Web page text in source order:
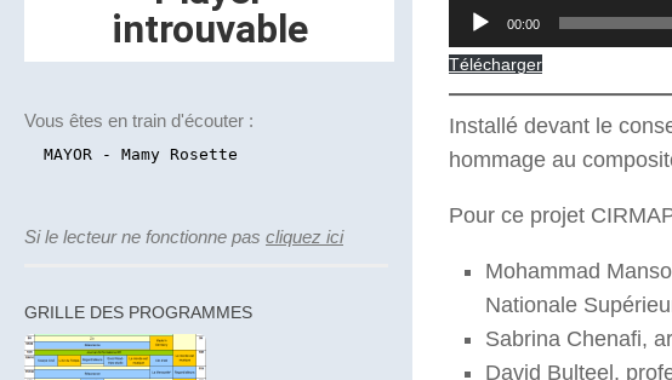
Lecteur
audio
00:00
Télécharger
Installé devant le
hommage au
Pour ce projet
Mohammad
Nationale
Sabrina Chenafi,
David Bulteel,
Vous êtes en train d'écouter :
Si le lecteur ne fonctionne pas cliquez ici
GRILLE DES PROGRAMMES